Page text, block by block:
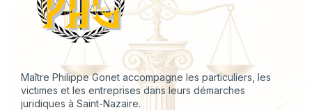
Maître Philippe Gonet accompagne les particuliers, les
victimes et les entreprises dans leurs démarches
juridiques à Saint-Nazaire.